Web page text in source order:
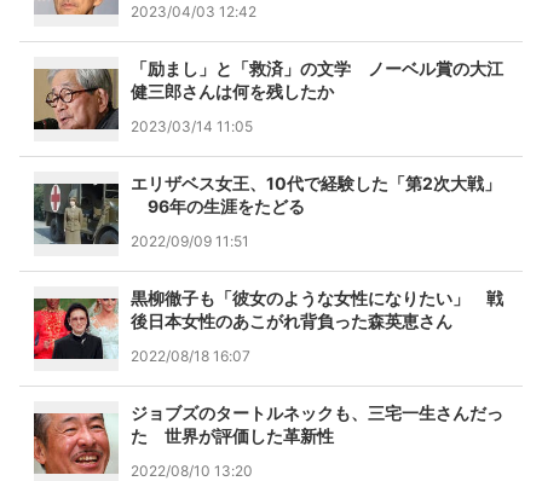
2023/04/03 12:42
「励まし」と「救済」の文学 ノーベル賞の大江
健三郎さんは何を残したか
2023/03/14 11:05
エリザベス女王、10代で経験した「第2次大戦」
96年の生涯をたどる
2022/09/09 11:51
黒柳徹子も「彼女のような女性になりたい」 戦
後日本女性のあこがれ背負った森英恵さん
2022/08/18 16:07
ジョブズのタートルネックも、三宅一生さんだっ
た 世界が評価した革新性
2022/08/10 13:20